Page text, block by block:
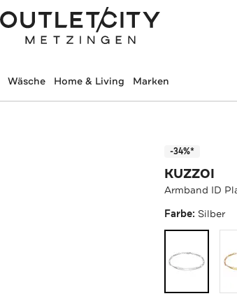
Wäsche Home & Living Marken
-34%*
KUZZOI
Armband ID
Farbe: Silber